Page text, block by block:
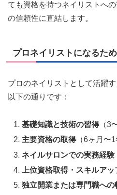
ても資格を持つネイリストへ
の信頼性に直結します。
プロネイリストになるた
プロのネイリストとして活躍
以下の通りです：
基礎知識と技術の習得（3
主要資格の取得（6ヶ月〜1
ネイルサロンでの実務経験
上位資格取得・スキルアッ
独立開業または専門職への